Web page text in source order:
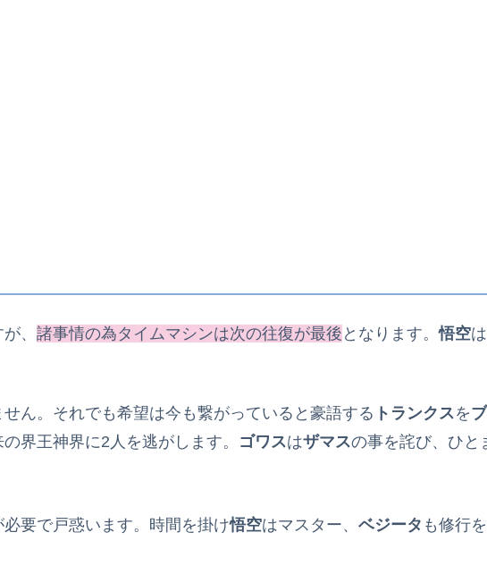
、 諸事情の為タイムマシンは次の往復が最後 となります。悟空
ん。それでも希望は今も繋がっていると豪語する トランクスを
界王神界に2人を逃がします。 ゴワスはザマスの事を詫び、ひと
要で戸惑います。時間を掛け悟空はマスター、 ベジータ も修行